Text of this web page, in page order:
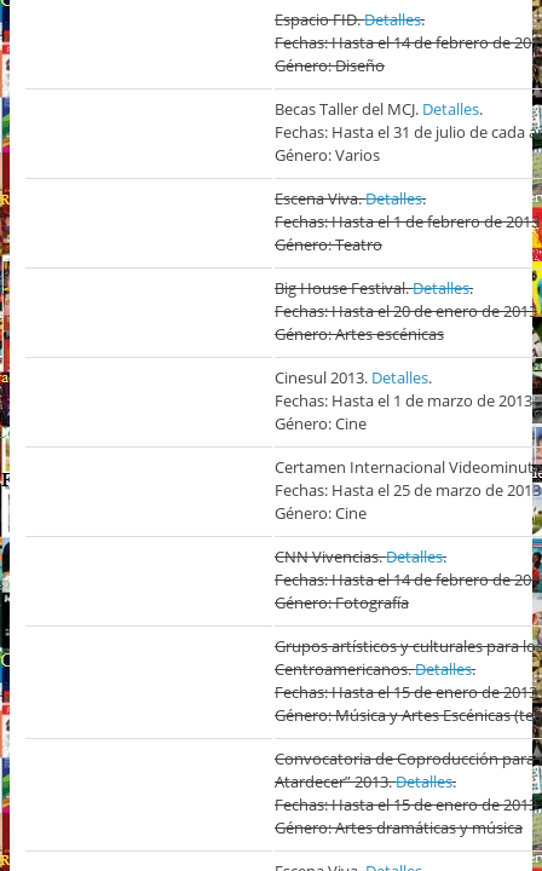
Espacio FID.Detalles.
Fechas: Hasta el 14 de febrero de
Género: Diseño
Becas Taller del MCJ. Detalles.
Fechas: Hasta el 31 de julio de cada
Género: Varios
Escena Viva.Detalles.
Fechas: Hasta el 1 de febrero de 2013
Género: Teatro
Big House Festival.Detalles.
Fechas: Hasta el 20 de enero de 2013
Género: Artes escénicas
Cinesul 2013. Detalles.
Fechas: Hasta el 1 de marzo de 2013
Género: Cine
Certamen Internacional
Fechas: Hasta el 25 de marzo de 2013
Género: Cine
CNN Vivencias.Detalles.
Fechas: Hasta el 14 de febrero de
Género: Fotografía
Grupos artísticos y culturales para
Centroamericanos.Detalles.
Fechas: Hasta el 15 de enero de 2013
Género: Música y Artes Escénicas
Convocatoria de Coproducción para
Atardecer” 2013.Detalles.
Fechas: Hasta el 15 de enero de 2013
Género: Artes dramáticas y música